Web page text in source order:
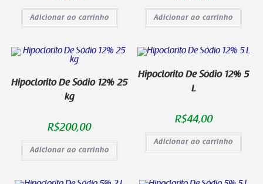
Adicionar ao carrinho Adicionar ao carrinho
Hipoclorito De Sódio 12% 25
kg
R$200,00
Adicionar ao carrinho
Hipoclorito De Sódio 12% 5
L
R$44,00
Adicionar ao carrinho